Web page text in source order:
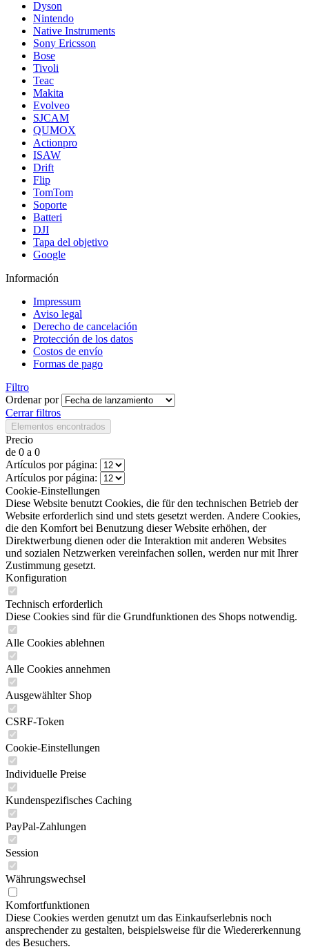
Dyson
Nintendo
Native Instruments
Sony Ericsson
Bose
Tivoli
Teac
Makita
Evolveo
SJCAM
QUMOX
Actionpro
ISAW
Drift
Flip
TomTom
Soporte
Batteri
DJI
Tapa del objetivo
Google
Información
Impressum
Aviso legal
Derecho de cancelación
Protección de los datos
Costos de envío
Formas de pago
Filtro
Ordenar por
Cerrar filtros
Elementos encontrados
Precio
de 0 a 0
Artículos por página:
Artículos por página:
Cookie-Einstellungen
Diese Website benutzt Cookies, die für den technischen Betrieb der
Website erforderlich sind und stets gesetzt werden. Andere Cookies,
die den Komfort bei Benutzung dieser Website erhöhen, der
Direktwerbung dienen oder die Interaktion mit anderen Websites
und sozialen Netzwerken vereinfachen sollen, werden nur mit Ihrer
Zustimmung gesetzt.
Konfiguration
Technisch erforderlich
Diese Cookies sind für die Grundfunktionen des Shops notwendig.
Alle Cookies ablehnen
Alle Cookies annehmen
Ausgewählter Shop
CSRF-Token
Cookie-Einstellungen
Individuelle Preise
Kundenspezifisches Caching
PayPal-Zahlungen
Session
Währungswechsel
Komfortfunktionen
Diese Cookies werden genutzt um das Einkaufserlebnis noch
ansprechender zu gestalten, beispielsweise für die Wiedererkennung
des Besuchers.